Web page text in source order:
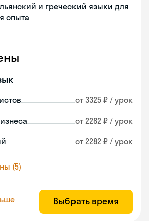
и греческий языки для
опыта
от 3325 ₽ / урок
от 2282 ₽ / урок
от 2282 ₽ / урок
(5)
Выбрать время